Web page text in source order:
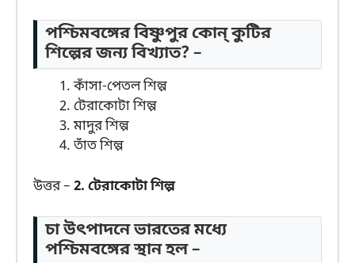
পশ্চিমবঙ্গের বিষ্ণুপুর কোন্ কুটির
শিল্পের জন্য বিখ্যাত? –
কাঁসা-পেতল শিল্প
টেরাকোটা শিল্প
মাদুর শিল্প
তাঁত শিল্প
উত্তর – 2. টেরাকোটা শিল্প
চা উৎপাদনে ভারতের মধ্যে
পশ্চিমবঙ্গের স্থান হল –